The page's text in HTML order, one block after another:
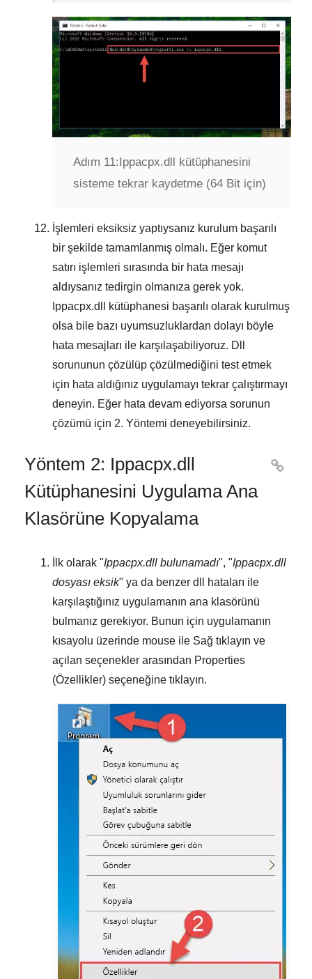
Adım 11:Ippacpx.dll kütüphanesini
sisteme tekrar kaydetme (64 Bit için)
İşlemleri eksiksiz yaptıysanız kurulum başarılı
bir şekilde tamamlanmış olmalı. Eğer komut
satırı işlemleri sırasında bir hata mesajı
aldıysanız tedirgin olmanıza gerek yok.
Ippacpx.dll kütüphanesi başarılı olarak kurulmuş
olsa bile bazı uyumsuzluklardan dolayı böyle
hata mesajları ile karşılaşabiliyoruz. Dll
sorununun çözülüp çözülmediğini test etmek
için hata aldığınız uygulamayı tekrar çalıştırmayı
deneyin. Eğer hata devam ediyorsa sorunun
çözümü için 2. Yöntemi deneyebilirsiniz.
Yöntem 2: Ippacpx.dll
Kütüphanesini Uygulama Ana
Klasörüne Kopyalama

İlk olarak "Ippacpx.dll bulunamadı", "Ippacpx.dll
dosyası eksik" ya da benzer dll hataları ile
karşılaştığınız uygulamanın ana klasörünü
bulmanız gerekiyor. Bunun için uygulamanın
kısayolu üzerinde mouse ile Sağ tıklayın ve
açılan seçenekler arasından Properties
(Özellikler) seçeneğine tıklayın.